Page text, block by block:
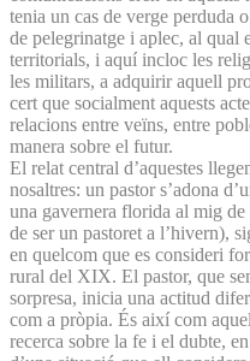
tenia un cas de verge perduda
de pelegrinatge i aplec, al qual
territorials, i aquí incloc les
les militars, a adquirir aquell
cert que socialment aquests
relacions entre veïns, entre
manera sobre el futur.
El relat central d’aquestes
nosaltres: un pastor s’adona
una gavernera florida al mig
de ser un pastoret a l’hivern),
en quelcom que es consideri
rural del XIX. El pastor, que
sorpresa, inicia una actitud
com a pròpia. És així com
recerca sobre la fe i el dubte,